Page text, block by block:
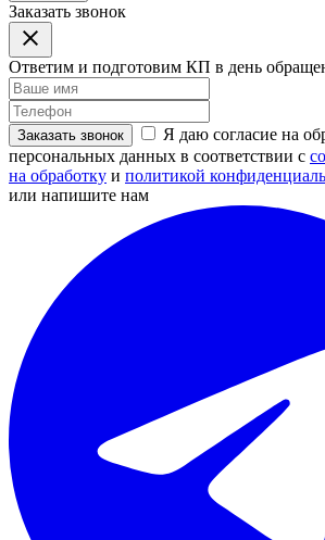
Заказать звонок
Ответим и подготовим КП в день
Заказать звонок
Я даю согласие на
персональных данных в соответствии с
на обработку и политикой
или напишите нам